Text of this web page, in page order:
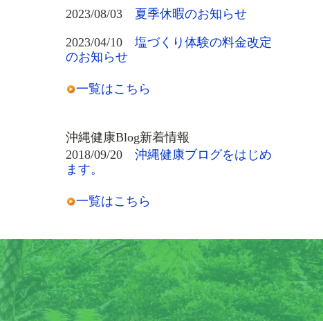
2023/08/03 夏季休暇のお知らせ
2023/04/10
塩づくり体験の料金改定
のお知らせ
一覧はこちら
沖縄健康Blog新着情報
2018/09/20
沖縄健康ブログをはじめ
ます。
一覧はこちら